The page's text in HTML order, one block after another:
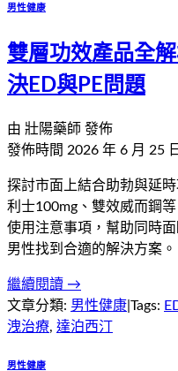
男性健康
雙層功效產品全
決ED與PE問題
由 壯陽藥師 發佈
發佈時間 2026 年 6 月 25 日
探討市面上結合助勃與延
利士100mg、雙效威而鋼
使用注意事項，幫助同時
男性找到合適的解決方案。
繼續閱讀 →
文章分類: 男性健康 Tags:
洩治療, 達泊西汀
男性健康